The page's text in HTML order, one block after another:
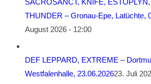
SACROSANCT, KNIFE,
THUNDER – Gronau-Epe, Latüchte,
August 2026 - 12:00
DEF LEPPARD, EXTREME –
Westfalenhalle, 23.06.202623. Juli